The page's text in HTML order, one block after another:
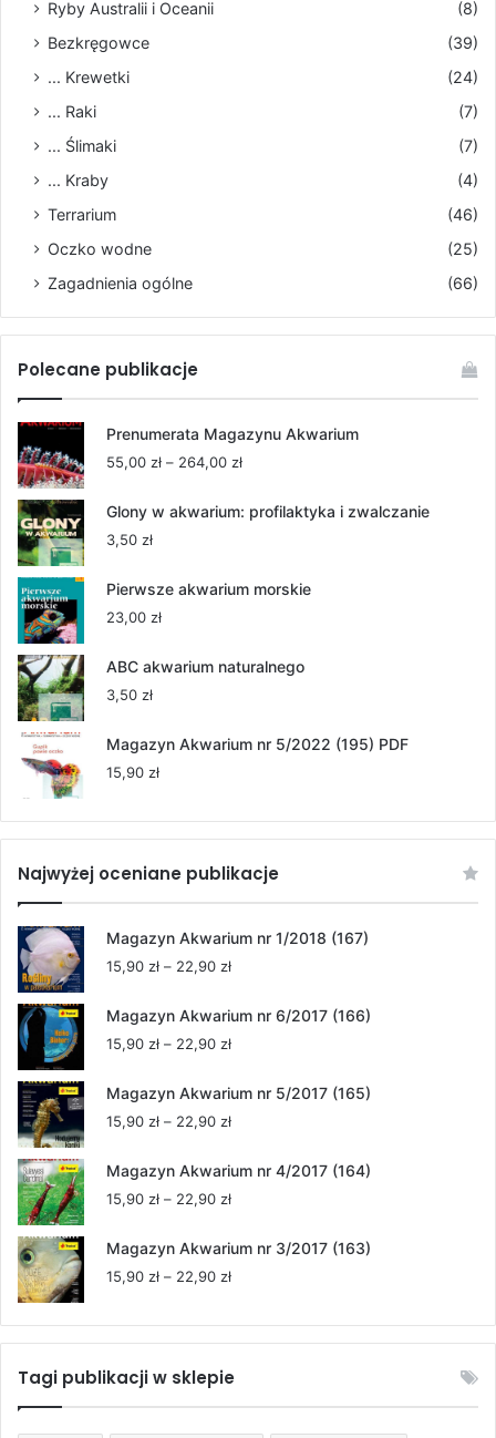
Ryby Australii i Oceanii
(8)
Bezkręgowce
(39)
... Krewetki
(24)
... Raki
(7)
... Ślimaki
(7)
... Kraby
(4)
Terrarium
(46)
Oczko wodne
(25)
Zagadnienia ogólne
(66)
Polecane publikacje
Prenumerata Magazynu Akwarium
55,00 zł – 264,00 złZakres
od
Glony w akwarium: profilaktyka i zwalczanie
3,50 zł
Pierwsze akwarium morskie
23,00 zł
ABC akwarium naturalnego
3,50 zł
Magazyn Akwarium nr 5/2022 (195) PDF
15,90 zł
Najwyżej oceniane publikacje
Magazyn Akwarium nr 1/2018 (167)
15,90 zł – 22,90 złZakres
od
Magazyn Akwarium nr 6/2017 (166)
15,90 zł – 22,90 złZakres
od
Magazyn Akwarium nr 5/2017 (165)
15,90 zł – 22,90 złZakres
od
Magazyn Akwarium nr 4/2017 (164)
15,90 zł – 22,90 złZakres
od
Magazyn Akwarium nr 3/2017 (163)
15,90 zł – 22,90 złZakres
od
15,90 zł
Tagi publikacji w sklepie